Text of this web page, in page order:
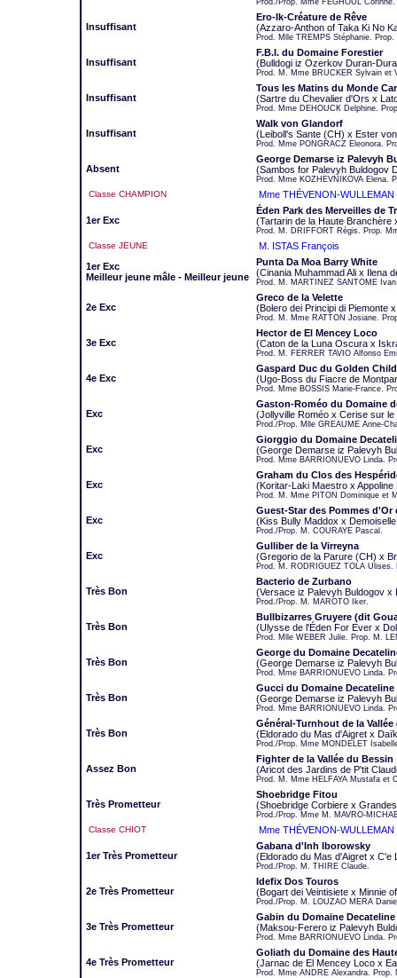
Prod./Prop. Mme FEGHOUL Corinne.
Insuffisant
Ero-Ik-Créature de Rêve
(Azzaro-Anthon of Taka Ki No
Prod. Mlle TREMPS Stéphanie.
Insuffisant
F.B.I. du Domaine Forestier
(Bulldogi iz Ozerkov Duran-
Prod. M. Mme BRUCKER Sylvain et
Insuffisant
Tous les Matins du Monde
(Sartre du Chevalier d'Ors x
Prod. Mme DEHOUCK Delphine.
Insuffisant
Walk von Glandorf
(Leiboll's Sante (CH) x Ester
Prod. Mme PONGRACZ Eleonora.
Absent
George Demarse iz Palevyh
(Sambos for Palevyh Buldogov
Prod. Mme KOZHEVNIKOVA Elena.
Classe CHAMPION Mme THÉVENON-WULLEMAN
1er Exc
Éden Park des Merveilles de
(Tartarin de la Haute Branchère
Prod. M. DRIFFORT Régis. Prop.
Classe JEUNE
M. ISTAS François
1er Exc
Meilleur jeune mâle - Meilleur jeune
Punta Da Moa Barry White
(Cinania Muhammad Ali x Ilena
Prod. M. MARTINEZ SANTOME
2e Exc
Greco de la Velette
(Bolero dei Principi di Piemonte
Prod. M. Mme RATTON Josiane.
3e Exc
Hector de El Mencey Loco
(Caton de la Luna Oscura x
Prod. M. FERRER TAVIO Alfonso
4e Exc
Gaspard Duc du Golden Child
(Ugo-Boss du Fiacre de
Prod. Mme BOSSIS Marie-France.
Exc
Gaston-Roméo du Domaine
(Jollyville Roméo x Cerise sur
Prod./Prop. Mlle GREAUME Anne-
Exc
Giorggio du Domaine
(George Demarse iz Palevyh
Prod. Mme BARRIONUEVO Linda.
Exc
Graham du Clos des
(Koritar-Laki Maestro x
Prod. M. Mme PITON Dominique et
Exc
Guest-Star des Pommes d'Or
(Kiss Bully Maddox x
Prod./Prop. M. COURAYE Pascal.
Exc
Gulliber de la Virreyna
(Gregorio de la Parure (CH) x
Prod. M. RODRIGUEZ TOLA Ulises.
Très Bon
Bacterio de Zurbano
(Versace iz Palevyh Buldogov x
Prod./Prop. M. MAROTO Iker.
Très Bon
Bullbizarres Gruyere (dit
(Ulysse de l'Éden For Ever x
Prod. Mlle WEBER Julie. Prop. M.
Très Bon
George du Domaine
(George Demarse iz Palevyh
Prod. Mme BARRIONUEVO Linda.
Très Bon
Gucci du Domaine Decateline
(George Demarse iz Palevyh
Prod. Mme BARRIONUEVO Linda.
Très Bon
Général-Turnhout de la
(Eldorado du Mas d'Aigret x
Prod./Prop. Mme MONDELET
Assez Bon
Fighter de la Vallée du Bessin
(Aricot des Jardins de P'tit
Prod. M. Mme HELFAYA Mustafa et
Très Prometteur
Shoebridge Fitou
(Shoebridge Corbiere x
Prod./Prop. Mme M. MAVRO-
Classe CHIOT Mme THÉVENON-WULLEMAN
1er Très Prometteur
Gabana d'Inh Iborowsky
(Eldorado du Mas d'Aigret x
Prod./Prop. M. THIRE Claude.
2e Très Prometteur
Idefix Dos Touros
(Bogart dei Veintisiete x Minnie
Prod./Prop. M. LOUZAO MERA
3e Très Prometteur
Gabin du Domaine Decateline
(Maksou-Ferero iz Palevyh
Prod. Mme BARRIONUEVO Linda.
4e Très Prometteur
Goliath du Domaine des
(Jarnac de El Mencey Loco x
Prod. Mme ANDRE Alexandra. Prop.